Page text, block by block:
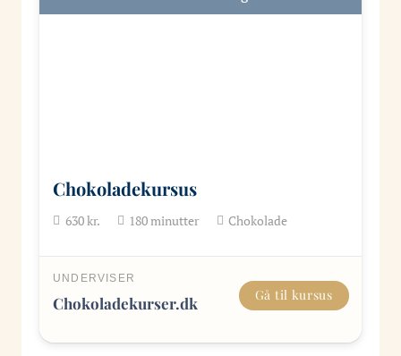
Chokoladekursus
630kr. 180minutter Chokolade
UNDERVISER
Chokoladekurser.dk Gå til kursus